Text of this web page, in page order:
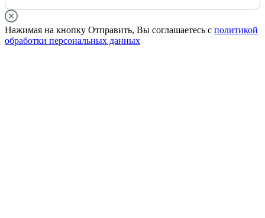
Нажимая на кнопку Отправить, Вы соглашаетесь с политикой
обработки персональных данных